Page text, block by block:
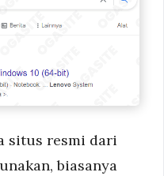
situs resmi dari
biasanya